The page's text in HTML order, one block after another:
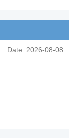
Date: 2026-08-08